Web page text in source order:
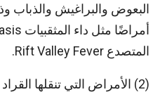
البعوض والبراغيش والذباب
المتصدع Rift Valley Fever.
(2) الأمراض التي تنقلها